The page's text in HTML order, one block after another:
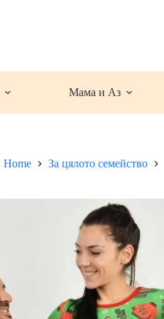
Мама и Аз
Home За цялото семейство